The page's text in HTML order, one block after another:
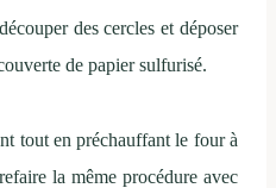
des cercles et déposer
de papier sulfurisé.
tout en préchauffant le four à
la même procédure avec